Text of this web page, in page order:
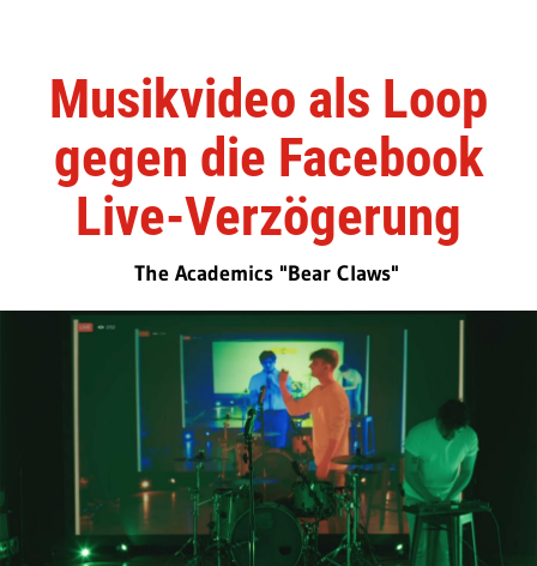
Musikvideo als Loop
gegen die Facebook
Live-Verzögerung
The Academics "Bear Claws"